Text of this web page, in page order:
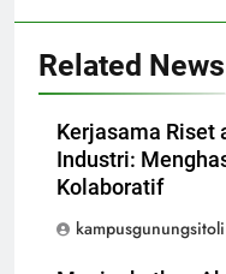
Related News
Kerjasama Riset
Industri:
Kolaboratif
kampusgunungsitoli